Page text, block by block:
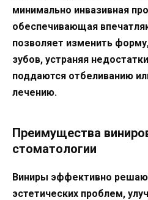
минимально инвазивная
обеспечивающая
позволяет изменить
зубов, устраняя
поддаются отбеливанию
лечению.
Преимущества
стоматологии
Виниры эффективно
эстетических проблем,